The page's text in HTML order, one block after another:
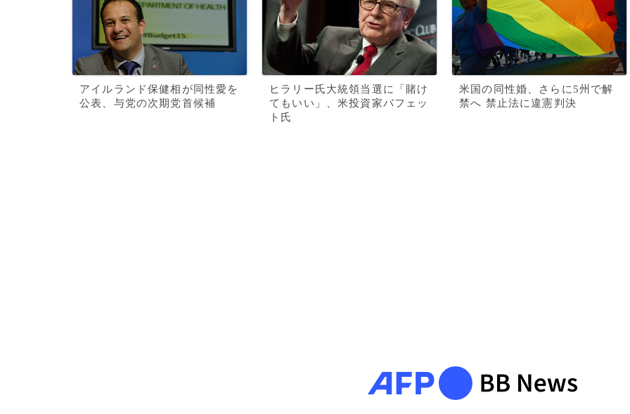
アイルランド保健相が同性愛を
公表、与党の次期党首候補
ヒラリー氏大統領当選に「賭け
てもいい」、米投資家バフェッ
ト氏
米国の同性婚、さらに5州で解
禁へ 禁止法に違憲判決